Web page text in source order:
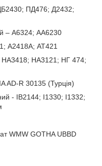
ПД476; Д2432;
– А6324; АА6230
А2418А; АТ421
НА3418; НА3121; НГ 474;
AD-R 30135 (Турція)
- ІВ2144; І1330; І1332;
WMW GOTHA UBBD